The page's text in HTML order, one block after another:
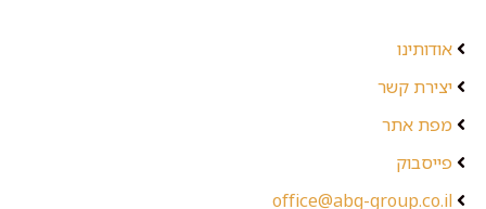
אודותינו
יצירת קשר
מפת אתר
פייסבוק
office@abg-group.co.il